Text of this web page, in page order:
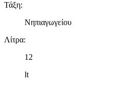
Τάξη:
Νηπιαγωγείου
Λίτρα:
12
lt